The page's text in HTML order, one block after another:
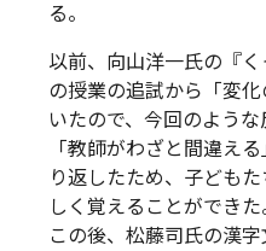
る。
以前、向山洋一氏の『く
の授業の追試から「変
いたので、今回のような
「教師がわざと間違え
り返したため、子ども
しく覚えることができた
この後、松藤司氏の漢